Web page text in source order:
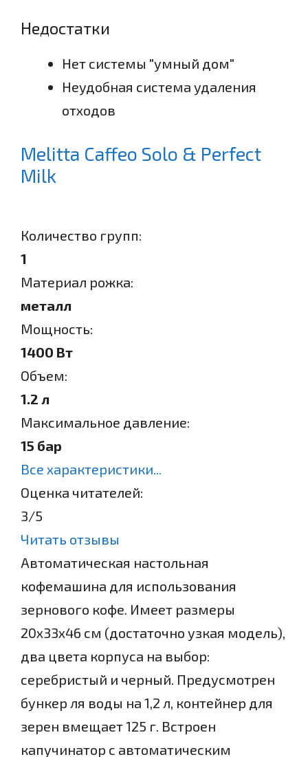
Недостатки
Нет системы "умный дом"
Неудобная система удаления
отходов
Melitta Caffeo Solo & Perfect
Milk
Количество групп:
1
Материал рожка:
металл
Мощность:
1400 Вт
Объем:
1.2 л
Максимальное давление:
15 бар
Все характеристики...
Оценка читателей:
3/5
Читать отзывы
Автоматическая настольная
кофемашина для использования
зернового кофе. Имеет размеры
20x33x46 см (достаточно узкая модель),
два цвета корпуса на выбор:
серебристый и черный. Предусмотрен
бункер ля воды на 1,2 л, контейнер для
зерен вмещает 125 г. Встроен
капучинатор с автоматическим